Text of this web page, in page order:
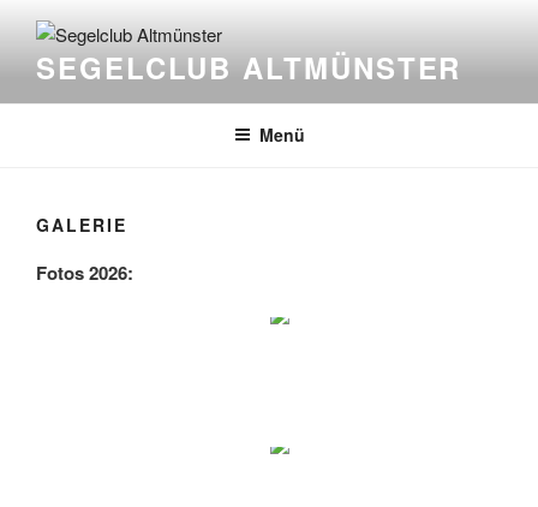
Inhalt
springenSEGELCLUB ALTMÜNSTER
Menü
GALERIE
Fotos 2026: